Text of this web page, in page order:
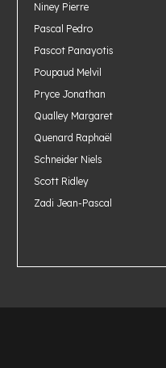
Niney Pierre
Pascal Pedro
Pascot Panayotis
Poupaud Melvil
Pryce Jonathan
Qualley Margaret
Quenard Raphaël
Schneider Niels
Scott Ridley
Zadi Jean-Pascal